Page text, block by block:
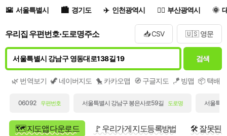
서울특별시 경기도 인천광역시 부산광역시
우리집 우편번호·도로명주소 📥 CSV 🇺🇸 영문
검색
🌿 번역보기 🦖 네이버지도 🐤 카카오맵 🧭 구글지도 🪁 빙맵 📦 택배/
06092 우편번호 서울특별시 강남구 봉은사로59길 도로명 서울특
🗺️ 지도앱 다운로드 🚩 우리가게 지도등록방법 🛠️ 잘못된